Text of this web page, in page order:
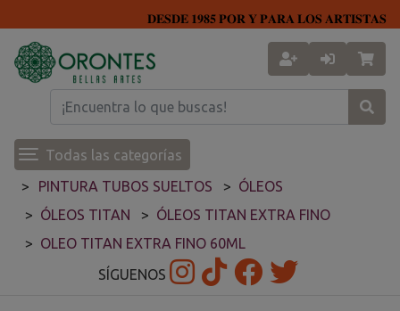
𝐃𝐄𝐒𝐃𝐄 𝟏𝟗𝟖𝟓 𝐏𝐎𝐑 𝐘 𝐏𝐀𝐑𝐀 𝐋𝐎𝐒 𝐀𝐑𝐓𝐈𝐒𝐓𝐀𝐒
Todas las categorías
PINTURA TUBOS SUELTOS
ÓLEOS
ÓLEOS TITAN
ÓLEOS TITAN EXTRA FINO
OLEO TITAN EXTRA FINO 60ML
SÍGUENOS